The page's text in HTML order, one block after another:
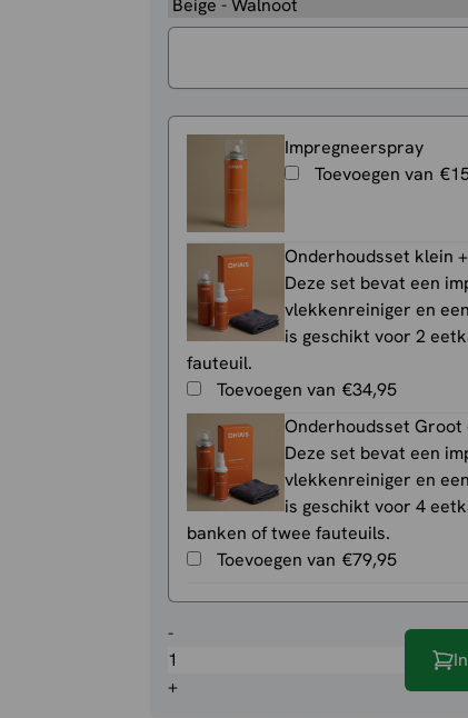
Impregneerspray
Toevoegen van €
Onderhoudsset klein
Deze set bevat een
vlekkenreiniger en
is geschikt voor 2
fauteuil.
Toevoegen van €34,95
Onderhoudsset
Deze set bevat een
vlekkenreiniger en
is geschikt voor 4
banken of twee fauteuils.
Toevoegen van €79,95
-Eetkamerstoel
Kyoto
aantal
+